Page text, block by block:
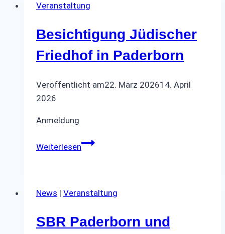
Veranstaltung
Besichtigung Jüdischer
Friedhof in Paderborn
Veröffentlicht am22. März 202614. April
2026
Anmeldung
WeiterlesenBesichtigung
Paderborn
News | Veranstaltung
SBR Paderborn und